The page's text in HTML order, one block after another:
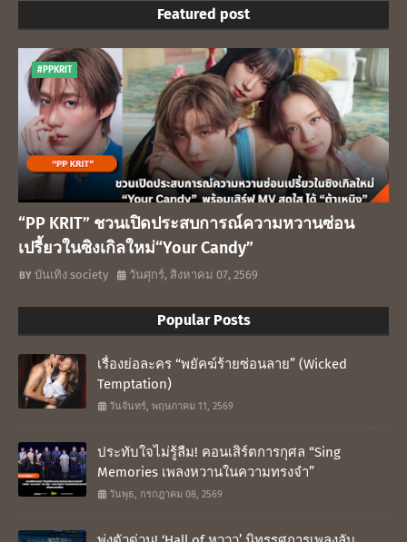
Featured post
#PPKRIT
“PP KRIT” ชวนเปิดประสบการณ์ความหวานซ่อน
เปรี้ยวในซิงเกิลใหม่“Your Candy”
บันเทิง society วันศุกร์, สิงหาคม 07, 2569
Popular Posts
เรื่องย่อละคร “พยัคฆ์ร้ายซ่อนลาย” (Wicked
Temptation)
วันจันทร์, พฤษภาคม 11, 2569
ประทับใจไม่รู้ลืม! คอนเสิร์ตการกุศล “Sing
Memories เพลงหวานในความทรงจำ”
วันพุธ, กรกฎาคม 08, 2569